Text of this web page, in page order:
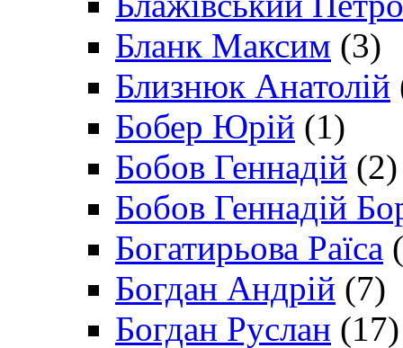
Бланк Максим (3)
Близнюк Анатолій
Бобер Юрій (1)
Бобов Геннадій (2)
Бобов Геннадій
Богатирьова Раїса
Богдан Андрій (7)
Богдан Руслан (17)